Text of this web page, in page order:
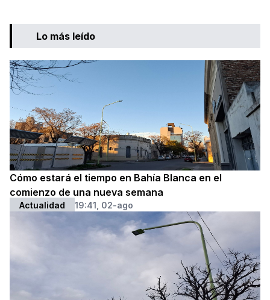
Lo más leído
Cómo estará el tiempo en Bahía Blanca en el
comienzo de una nueva semana
Actualidad 19:41, 02-ago